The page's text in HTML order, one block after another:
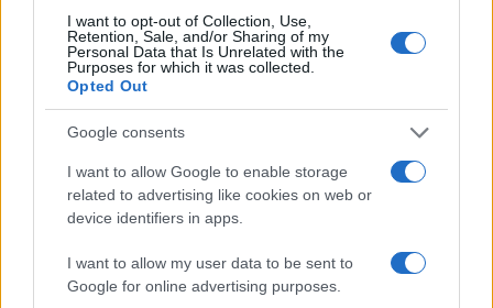
I want to opt-out of Collection, Use,
Retention, Sale, and/or Sharing of my
Personal Data that Is Unrelated with the
Purposes for which it was collected.
Opted Out
Google consents
I want to allow Google to enable storage
related to advertising like cookies on web or
device identifiers in apps.
I want to allow my user data to be sent to
Google for online advertising purposes.
Continua a leggere
LIFESTYLE